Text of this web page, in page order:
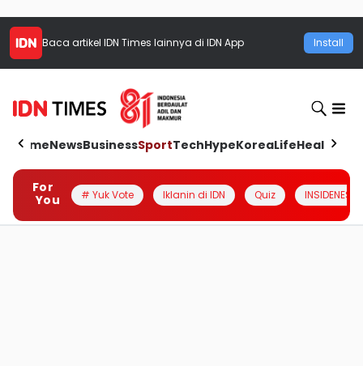
Baca artikel IDN Times lainnya di IDN App Install
HomeNewsBusinessSportTechHypeKoreaLifeHealth
For
You
# Yuk Vote Iklanin di IDN Quiz INSIDENESIA